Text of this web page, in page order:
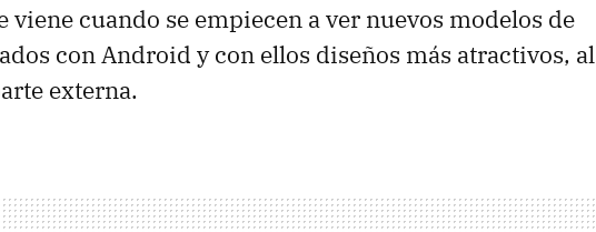
viene cuando se empiecen a ver nuevos modelos de
con Android y con ellos diseños más atractivos, al
externa.